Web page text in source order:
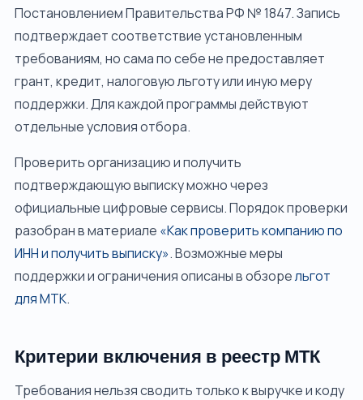
Постановлением Правительства РФ № 1847. Запись
подтверждает соответствие установленным
требованиям, но сама по себе не предоставляет
грант, кредит, налоговую льготу или иную меру
поддержки. Для каждой программы действуют
отдельные условия отбора.
Проверить организацию и получить
подтверждающую выписку можно через
официальные цифровые сервисы. Порядок проверки
разобран в материале «Как проверить компанию по
ИНН и получить выписку». Возможные меры
поддержки и ограничения описаны в обзорельгот
для МТК.
Критерии включения в реестр МТК
Требования нельзя сводить только к выручке и коду